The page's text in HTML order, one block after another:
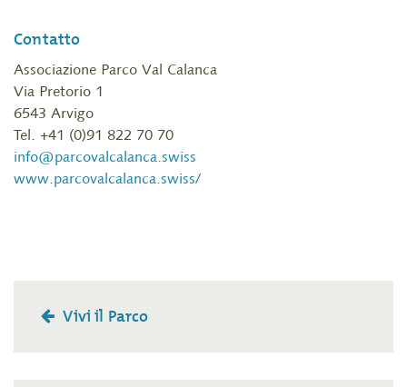
Contatto
Associazione Parco Val Calanca
Via Pretorio 1
6543 Arvigo
Tel. +41 (0)91 822 70 70
info@parcovalcalanca.swiss
www.parcovalcalanca.swiss/
Vivi il Parco